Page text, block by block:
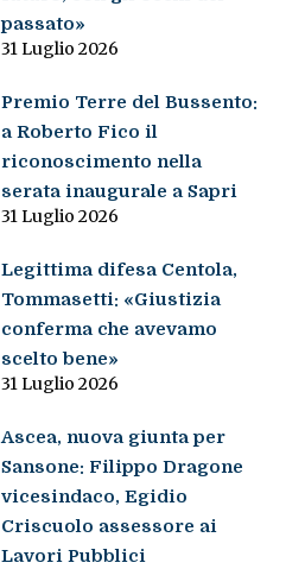
passato»
31 Luglio 2026
Premio Terre del Bussento:
a Roberto Fico il
riconoscimento nella
serata inaugurale a Sapri
31 Luglio 2026
Legittima difesa Centola,
Tommasetti: «Giustizia
conferma che avevamo
scelto bene»
31 Luglio 2026
Ascea, nuova giunta per
Sansone: Filippo Dragone
vicesindaco, Egidio
Criscuolo assessore ai
Lavori Pubblici